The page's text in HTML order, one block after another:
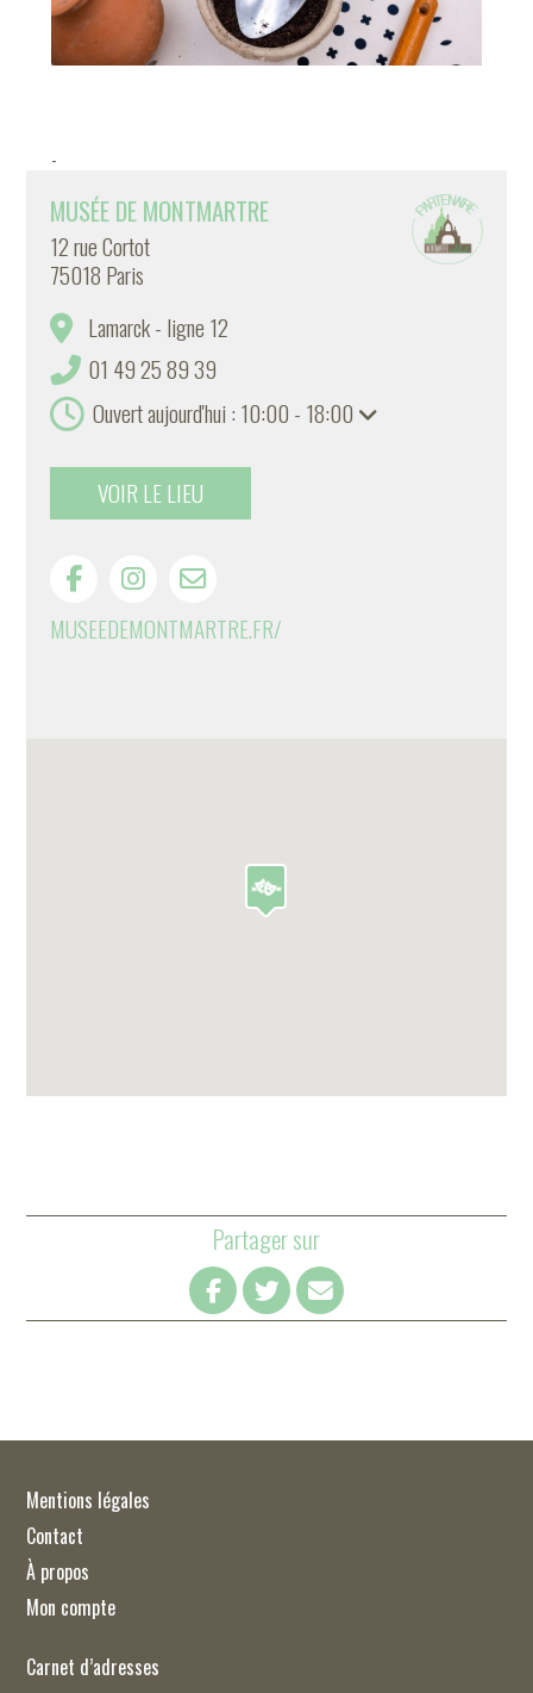
-
MUSÉE DE MONTMARTRE
12 rue Cortot
75018 Paris
Lamarck - ligne 12
01 49 25 89 39
Ouvert aujourd'hui : 10:00 - 18:00
VOIR LE LIEU
MUSEEDEMONTMARTRE.FR/
Partager sur
Mentions légales
Contact
À propos
Mon compte
Carnet d’adresses